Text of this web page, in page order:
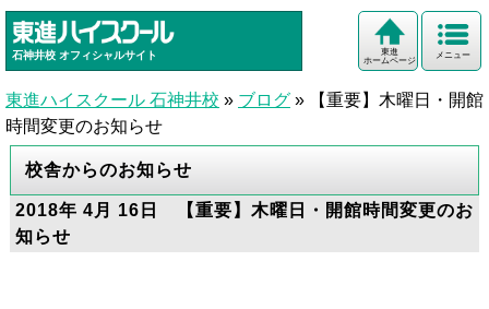
石神井校 オフィシャルサイト メニュー
東進
ホームページ
東進ハイスクール 石神井校 » ブログ »
【重要】木曜日・開館
時間変更のお知らせ
校舎からのお知らせ
2018年 4月 16日 【重要】木曜日・開館時間変更のお
知らせ